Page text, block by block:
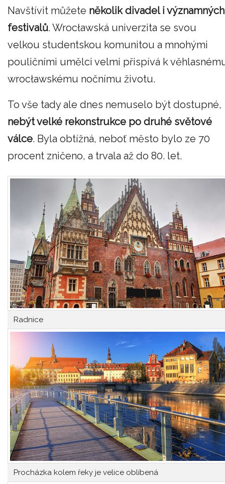
Navštívit můžete několik divadel i významných
festivalů. Wrocławská univerzita se svou
velkou studentskou komunitou a mnohými
pouličními umělci velmi přispívá k
wrocławskému nočnímu životu.
To vše tady ale dnes nemuselo být dostupné,
nebýt velké rekonstrukce po druhé světové
válce. Byla obtížná, neboť město bylo ze 70
procent zničeno, a trvala až do 80. let.
Radnice
Procházka kolem řeky je velice oblíbená